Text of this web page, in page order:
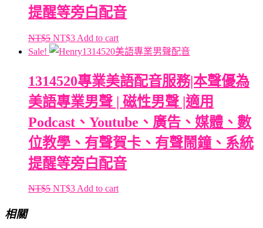
提醒等旁白配音
NT$5 NT$3 Add to cart
Sale!
1314520專業美語配音服務|本聲優為
美語專業男聲 | 磁性男聲 |適用
Podcast、Youtube、廣告、媒體、數
位教學、有聲賀卡、有聲鬧鐘、系統
提醒等旁白配音
NT$5 NT$3Add to cart
相關